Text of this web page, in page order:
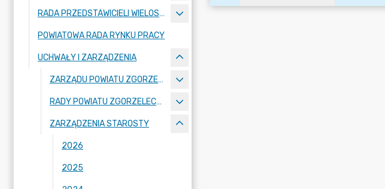
RADA PRZEDSTAWICIELI WIELOSPECJALISTYCZNEGO ZESPOŁU OPIEKI ZDROWOTNEJ "BOLESŁAWIEC-ZGORZELEC" SAMODZIELNEGO PUBLICZNEGO ZAKŁADU OPIEKI ZDROWOTNEJ
POWIATOWA RADA RYNKU PRACY
UCHWAŁY I ZARZĄDZENIA
ZARZĄDU POWIATU ZGORZELECKIEGO
RADY POWIATU ZGORZELECKIEGO
ZARZĄDZENIA STAROSTY
2026
2025